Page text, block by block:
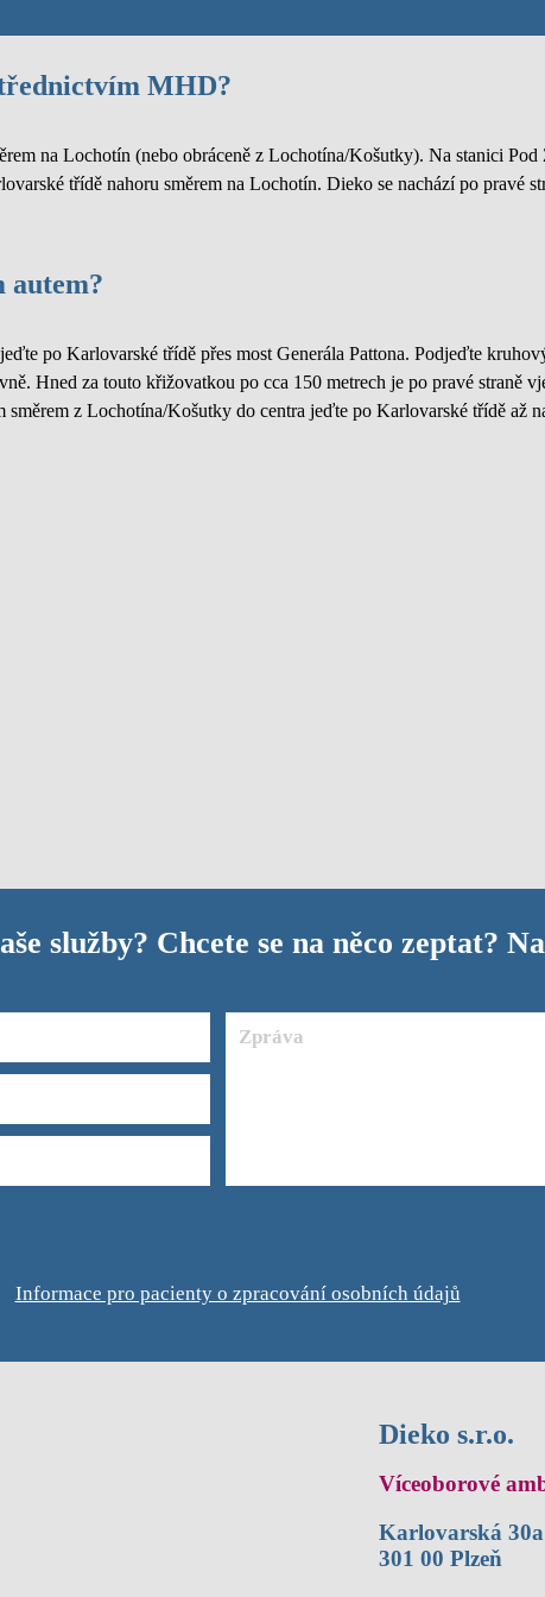
MHD?
na Lochotín (nebo obráceně z Lochotína/Košutky). Na stanici
třídě nahoru směrem na Lochotín. Dieko se nachází po pravé
autem?
po Karlovarské třídě přes most Generála Pattona. Podjeďte
Hned za touto křižovatkou po cca 150 metrech je po pravé straně
z Lochotína/Košutky do centra jeďte po Karlovarské třídě až
služby? Chcete se na něco zeptat?
Informace pro pacienty o zpracování osobních údajů
Dieko s.r.o.
Víceoborové
Karlovarská 30a
301 00 Plzeň